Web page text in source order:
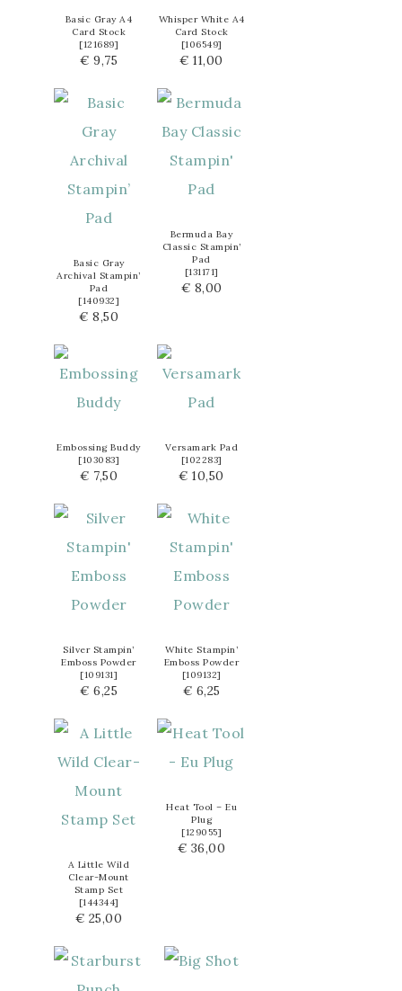
Basic Gray A4
Card Stock
[121689]
€ 9,75
Whisper White A4
Card Stock
[106549]
€ 11,00
Basic Gray
Archival Stampin’
Pad
[140932]
€ 8,50
Bermuda Bay
Classic Stampin’
Pad
[131171]
€ 8,00
Embossing Buddy
[103083]
€ 7,50
Versamark Pad
[102283]
€ 10,50
Silver Stampin’
Emboss Powder
[109131]
€ 6,25
White Stampin’
Emboss Powder
[109132]
€ 6,25
A Little Wild
Clear-Mount
Stamp Set
[144344]
€ 25,00
Heat Tool – Eu
Plug
[129055]
€ 36,00